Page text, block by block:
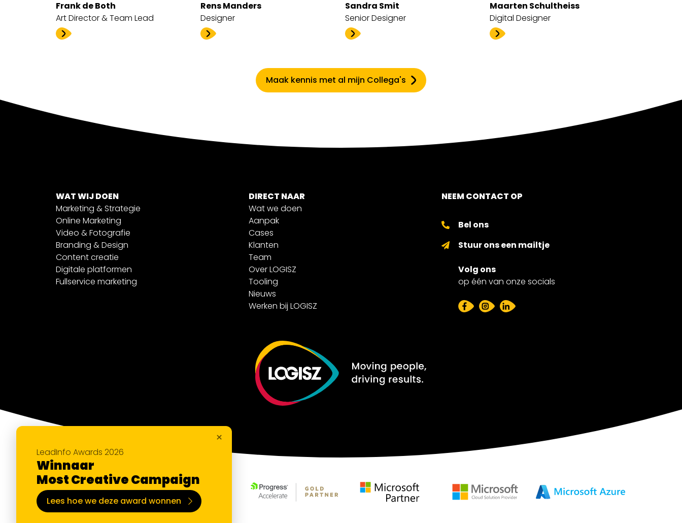
×
LeadInfo Awards 2026
Winnaar
Most Creative Campaign
Lees hoe we deze award wonnen
Frank de Both
Art Director & Team Lead
Rens Manders
Designer
Sandra Smit
Senior Designer
Maarten Schultheiss
Digital Designer
Maak kennis met al mijn Collega's
WAT WIJ DOEN
Marketing & Strategie
Online Marketing
Video & Fotografie
Branding & Design
Content creatie
Digitale platformen
Fullservice marketing
DIRECT NAAR
Wat we doen
Aanpak
Cases
Klanten
Team
Over LOGISZ
Tooling
Nieuws
Werken bij LOGISZ
NEEM CONTACT OP
Bel ons
Stuur ons een mailtje
Volg ons
op één van onze socials